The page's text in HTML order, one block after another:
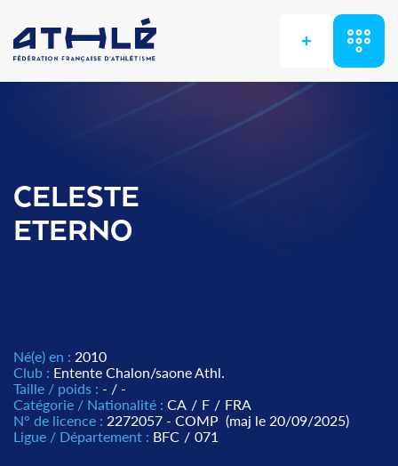
+
CELESTE
ETERNO
Né(e) en : 2010
Club : Entente Chalon/saone Athl.
Taille / poids : - / -
Catégorie / Nationalité : CA / F / FRA
N° de licence : 2272057 - COMP (maj le 20/09/2025)
Ligue / Département : BFC / 071